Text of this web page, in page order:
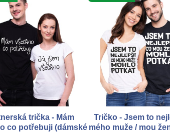
trička - Mám
co potřebuji (dámské
Tričko - Jsem to
mého muže / mou